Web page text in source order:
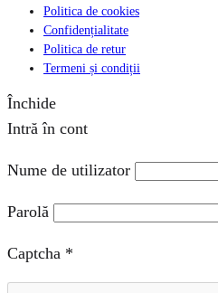
Politica de cookies
Confidențialitate
Politica de retur
Termeni și condiții
Închide
Intră în cont
Nume de utilizator
Parolă
Captcha *